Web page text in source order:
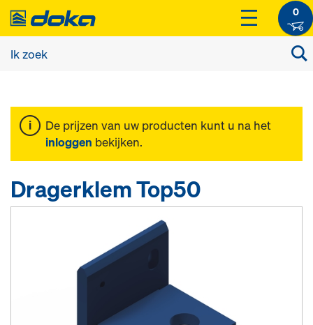
0
De prijzen van uw producten kunt u na het
inloggen bekijken.
Dragerklem Top50